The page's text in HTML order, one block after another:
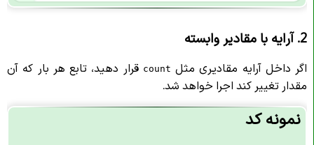
2. آرایه با مقادیر وابسته
اگر داخل آرایه مقادیری مثل count قرار دهید، تابع هر بار که آن
مقدار تغییر کند اجرا خواهد شد.
نمونه کد